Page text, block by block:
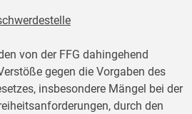
von der FFG dahingehend
gegen die Vorgaben des
insbesondere Mängel bei der
durch den